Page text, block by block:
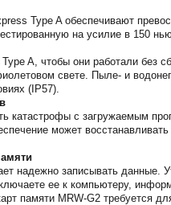
Type A обеспечивают
на усилие в 150
A, чтобы они работали без
свете. Пыле- и
(IP57).
катастрофы с загружаемым
может
надежно записывать данные.
ее к компьютеру,
памяти MRW-G2 требуется